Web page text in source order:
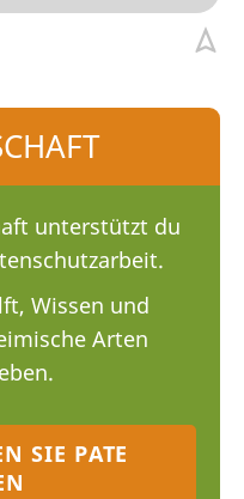
unterstützt du
Wissen und
Arten
SIE PATE